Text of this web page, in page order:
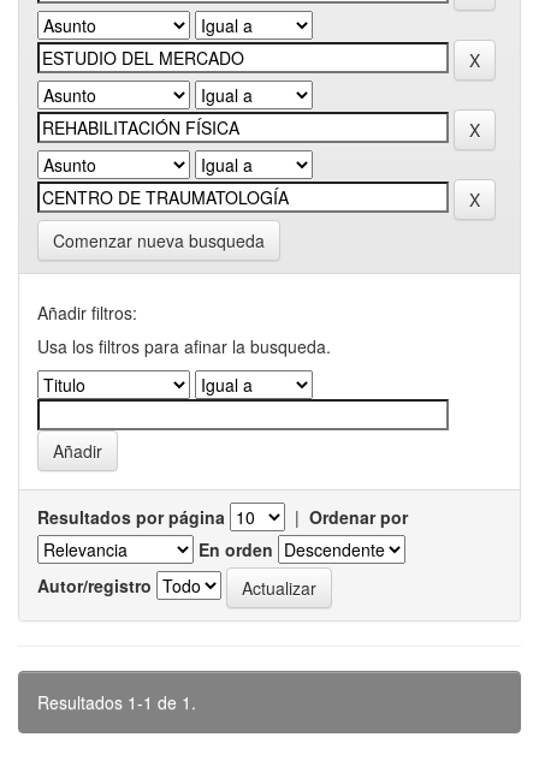
Comenzar nueva busqueda
Añadir filtros:
Usa los filtros para afinar la busqueda.
Resultados por página | Ordenar por
En orden
Autor/registro
Resultados 1-1 de 1.